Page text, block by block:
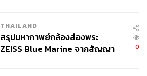
THAILAND
สรุปมหากาพย์กล้องส่องพระ
ZEISS Blue Marine จากสัญญา
0